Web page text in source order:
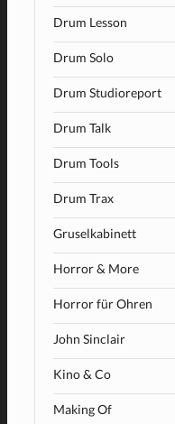
Drum Lesson
Drum Solo
Drum Studioreport
Drum Talk
Drum Tools
Drum Trax
Gruselkabinett
Horror & More
Horror für Ohren
John Sinclair
Kino & Co
Making Of